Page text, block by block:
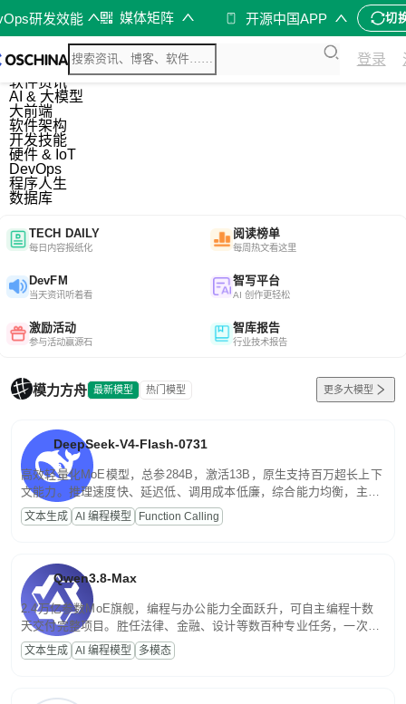
研发效能 媒体矩阵 开源中国APP 切
登录
综合
开源资讯
软件资讯
AI & 大模型
大前端
软件架构
开发技能
硬件 & IoT
DevOps
程序人生
数据库
TECH DAILY
每日内容报纸化
阅读榜单
每周热文看这里
DevFM
当天资讯听着看
智写平台
AI 创作更轻松
激励活动
参与活动赢源石
智库报告
行业技术报告
模力方舟 最新模型 热门模型 更多大模型
DeepSeek-V4-Flash-0731
高效轻量化MoE模型，总参284B，激活13B，原生支持百万超长上下
文能力。推理速度快、延迟低、调用成本低廉，综合能力均衡，主打
高并发、轻量化任务，适合日常对话、内容创作、基础 RAG、批量
文案处理等普惠刚需场景。
文本生成 AI 编程模型 Function Calling
Qwen3.8-Max
2.4万亿参数MoE旗舰，编程与办公能力全面跃升，可自主编程十数
天交付完整项目。胜任法律、金融、设计等数百种专业任务，一次对
话端到端交付生产级成果。原生视觉理解贯穿规划、执行与验证全流
程，支持超长文档与长视频的深度语义解析。长程任务中自主规划与
文本生成 AI 编程模型 多模态